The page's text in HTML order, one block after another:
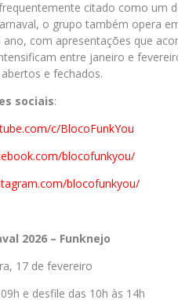
citado como um
o grupo também opera
com apresentações que
entre janeiro e
e fechados.
sociais:
com/c/BlocoFunkYou
blocofunkyou/
blocofunkyou/
2026 – Funknejo
17 de fevereiro
e desfile das 10h às 14h